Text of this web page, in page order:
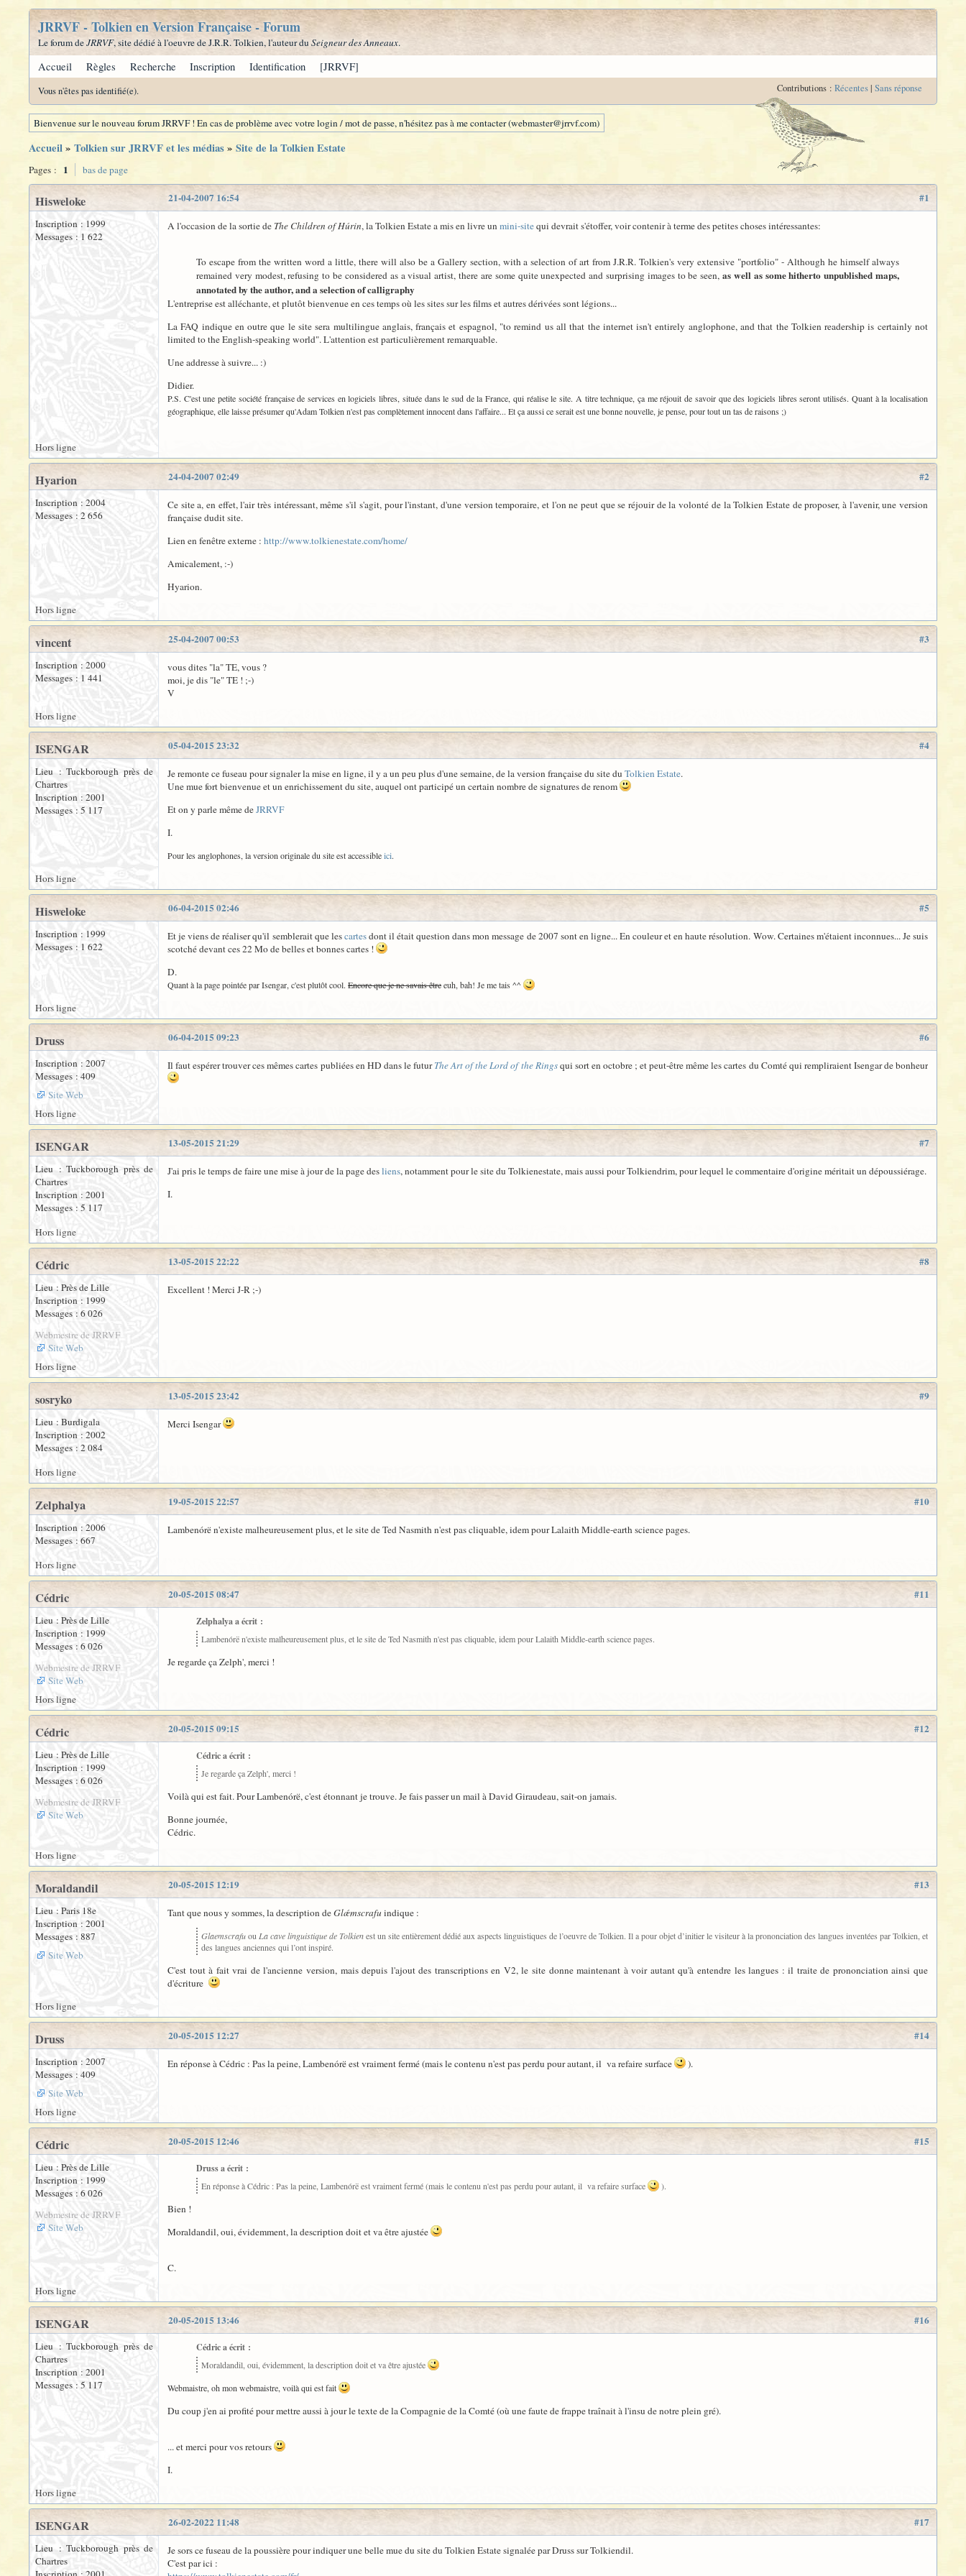
JRRVF - Tolkien en Version Française - Forum
Le forum deJRRVF, site dédié à l'oeuvre de J.R.R. Tolkien, l'auteur du Seigneur des Anneaux.
Accueil Règles Recherche Inscription Identification [JRRVF]
Vous n'êtes pas identifié(e). Contributions : Récentes| Sans réponse
Bienvenue sur le nouveau forum JRRVF ! En cas de problème avec votre login / mot de passe, n'hésitez pas à me contacter (webmaster@jrrvf.com)
Accueil» Tolkien sur JRRVF et les médias» Site de la Tolkien Estate
Pages : 1 bas de page
#1
21-04-2007 16:54
Hisweloke
Inscription : 1999
Messages : 1 622
A l'occasion de la sortie de The Children of Húrin, la Tolkien Estate a mis en livre unmini-sitequi devrait s'étoffer, voir contenir à terme des petites choses intéressantes:
To escape from the written word a little, there will also be a Gallery section, with a selection of art from J.R.R. Tolkien's very extensive "portfolio" - Although he himself always
remained very modest, refusing to be considered as a visual artist, there are some quite unexpected and surprising images to be seen,as well as some hitherto unpublished maps,
annotated by the author, and a selection of calligraphy
L'entreprise est alléchante, et plutôt bienvenue en ces temps où les sites sur les films et autres dérivées sont légions...
La FAQ indique en outre que le site sera multilingue anglais, français et espagnol, "to remind us all that the internet isn't entirely anglophone, and that the Tolkien readership is certainly not
limited to the English-speaking world". L'attention est particulièrement remarquable.
Une addresse à suivre... :)
Didier.
P.S. C'est une petite société française de services en logiciels libres, située dans le sud de la France, qui réalise le site. A titre technique, ça me réjouit de savoir que des logiciels libres seront utilisés. Quant à la localisation
géographique, elle laisse présumer qu'Adam Tolkien n'est pas complètement innocent dans l'affaire... Et ça aussi ce serait est une bonne nouvelle, je pense, pour tout un tas de raisons ;)
Hors ligne
#2
24-04-2007 02:49
Hyarion
Inscription : 2004
Messages : 2 656
Ce site a, en effet, l'air très intéressant, même s'il s'agit, pour l'instant, d'une version temporaire, et l'on ne peut que se réjouir de la volonté de la Tolkien Estate de proposer, à l'avenir, une version
française dudit site.
Lien en fenêtre externe : http://www.tolkienestate.com/home/
Amicalement, :-)
Hyarion.
Hors ligne
#3
25-04-2007 00:53
vincent
Inscription : 2000
Messages : 1 441
vous dites "la" TE, vous ?
moi, je dis "le" TE ! ;-)
V
Hors ligne
#4
05-04-2015 23:32
ISENGAR
Lieu : Tuckborough près de
Chartres
Inscription : 2001
Messages : 5 117
Je remonte ce fuseau pour signaler la mise en ligne, il y a un peu plus d'une semaine, de la version française du site du Tolkien Estate.
Une mue fort bienvenue et un enrichissement du site, auquel ont participé un certain nombre de signatures de renom
Et on y parle même deJRRVF
I.
Pour les anglophones, la version originale du site est accessibleici.
Hors ligne
#5
06-04-2015 02:46
Hisweloke
Inscription : 1999
Messages : 1 622
Et je viens de réaliser qu'il semblerait que lescartesdont il était question dans mon message de 2007 sont en ligne... En couleur et en haute résolution. Wow. Certaines m'étaient inconnues... Je suis
scotché devant ces 22 Mo de belles et bonnes cartes !
D.
Quant à la page pointée par Isengar, c'est plutôt cool. Encore que je ne savais êtreeuh, bah! Je me tais ^^
Hors ligne
#6
06-04-2015 09:23
Druss
Inscription : 2007
Messages : 409
Site Web
Il faut espérer trouver ces mêmes cartes publiées en HD dans le futurThe Art of the Lord of the Ringsqui sort en octobre ; et peut-être même les cartes du Comté qui rempliraient Isengar de bonheur
Hors ligne
#7
13-05-2015 21:29
ISENGAR
Lieu : Tuckborough près de
Chartres
Inscription : 2001
Messages : 5 117
J'ai pris le temps de faire une mise à jour de la page desliens, notamment pour le site du Tolkienestate, mais aussi pour Tolkiendrim, pour lequel le commentaire d'origine méritait un dépoussiérage.
I.
Hors ligne
#8
13-05-2015 22:22
Cédric
Lieu : Près de Lille
Inscription : 1999
Messages : 6 026
Webmestre de JRRVF
Site Web
Excellent ! Merci J-R ;-)
Hors ligne
#9
13-05-2015 23:42
sosryko
Lieu : Burdigala
Inscription : 2002
Messages : 2 084
Merci Isengar
Hors ligne
#10
19-05-2015 22:57
Zelphalya
Inscription : 2006
Messages : 667
Lambenórë n'existe malheureusement plus, et le site de Ted Nasmith n'est pas cliquable, idem pour Lalaith Middle-earth science pages.
Hors ligne
#11
20-05-2015 08:47
Cédric
Lieu : Près de Lille
Inscription : 1999
Messages : 6 026
Webmestre de JRRVF
Site Web
Zelphalya a écrit :
Lambenórë n'existe malheureusement plus, et le site de Ted Nasmith n'est pas cliquable, idem pour Lalaith Middle-earth science pages.
Je regarde ça Zelph', merci !
Hors ligne
#12
20-05-2015 09:15
Cédric
Lieu : Près de Lille
Inscription : 1999
Messages : 6 026
Webmestre de JRRVF
Site Web
Cédric a écrit :
Je regarde ça Zelph', merci !
Voilà qui est fait. Pour Lambenórë, c'est étonnant je trouve. Je fais passer un mail à David Giraudeau, sait-on jamais.
Bonne journée,
Cédric.
Hors ligne
#13
20-05-2015 12:19
Moraldandil
Lieu : Paris 18e
Inscription : 2001
Messages : 887
Site Web
Tant que nous y sommes, la description deGlǽmscrafu indique :
Glaemscrafuou La cave linguistique de Tolkienest un site entièrement dédié aux aspects linguistiques de l’oeuvre de Tolkien. Il a pour objet d’initier le visiteur à la prononciation des langues inventées par Tolkien, et
des langues anciennes qui l’ont inspiré.
C'est tout à fait vrai de l'ancienne version, mais depuis l'ajout des transcriptions en V2, le site donne maintenant à voir autant qu'à entendre les langues : il traite de prononciation ainsi que
d'écriture
Hors ligne
#14
20-05-2015 12:27
Druss
Inscription : 2007
Messages : 409
Site Web
En réponse à Cédric : Pas la peine, Lambenórë est vraiment fermé (mais le contenu n'est pas perdu pour autant, il va refaire surface ).
Hors ligne
#15
20-05-2015 12:46
Cédric
Lieu : Près de Lille
Inscription : 1999
Messages : 6 026
Webmestre de JRRVF
Site Web
Druss a écrit :
En réponse à Cédric : Pas la peine, Lambenórë est vraiment fermé (mais le contenu n'est pas perdu pour autant, il va refaire surface ).
Bien !
Moraldandil, oui, évidemment, la description doit et va être ajustée
C.
Hors ligne
#16
20-05-2015 13:46
ISENGAR
Lieu : Tuckborough près de
Chartres
Inscription : 2001
Messages : 5 117
Cédric a écrit :
Moraldandil, oui, évidemment, la description doit et va être ajustée
Webmaistre, oh mon webmaistre, voilà qui est fait
Du coup j'en ai profité pour mettre aussi à jour le texte de la Compagnie de la Comté (où une faute de frappe traînait à l'insu de notre plein gré).
... et merci pour vos retours
I.
Hors ligne
#17
26-02-2022 11:48
ISENGAR
Lieu : Tuckborough près de
Chartres
Je sors ce fuseau de la poussière pour indiquer une belle mue du site du Tolkien Estate signalée par Druss sur Tolkiendil.
C'est par ici :